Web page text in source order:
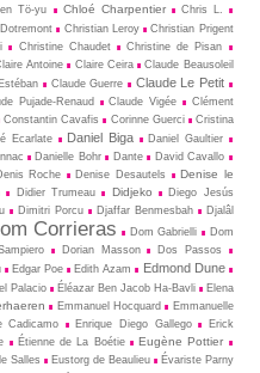
Tö-yu Chloé Charpentier
Chris L.
Christian Leroy
Christian Prigent
Christine Chaudet
Christine de Pisan
Antoine Claire Ceira Claude Beausoleil
Claude Guerre Claude Le Petit
Pujade-Renaud Claude Vigée
Clément
Constantin Cavafis Corinne Guerci
Cristina
Ecarlate Daniel Biga Daniel Gaultier
Danielle Bohr Dante
David Cavallo
Roche Denise Desautels
Denise le
Didier Trumeau Didjeko
Diego Jesús
Dimitri Porcu Djaffar Benmesbah
Djalâl
Corrieras Dom Gabrielli
Dom
Dorian Masson
Dos Passos
Edgar Poe Edith Azam
Edmond Dune
Palacio Éléazar Ben Jacob Ha-Bavli
Elena
Emmanuel Hocquard
Emmanuelle
Cadicamo Enrique Diego Gallego
Erick
Étienne de La Boétie Eugène Pottier
Salles Eustorg de Beaulieu
Évariste Parny